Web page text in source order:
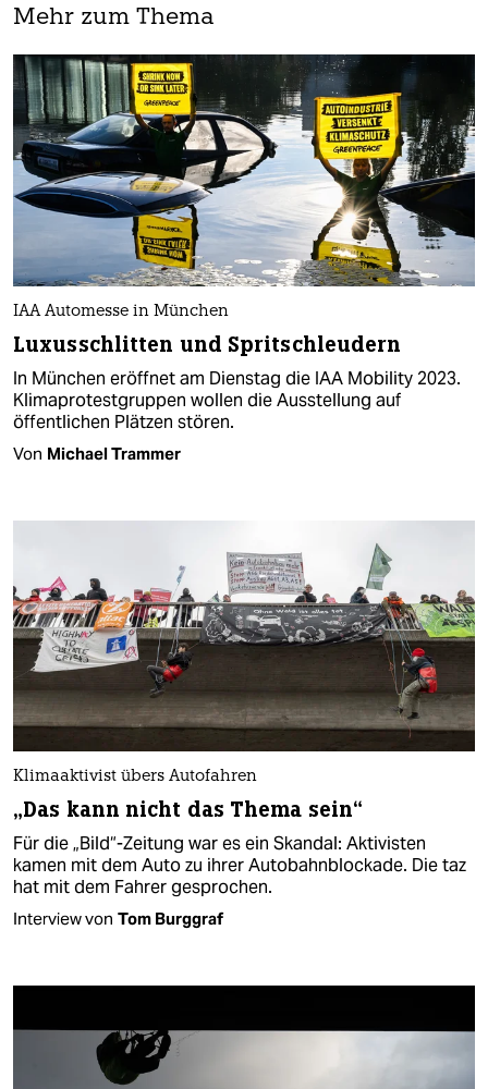
Mehr zum Thema
IAA Automesse in München
Luxusschlitten und Spritschleudern
In München eröffnet am Dienstag die IAA Mobility 2023.
Klimaprotestgruppen wollen die Ausstellung auf
öffentlichen Plätzen stören.
Von Michael Trammer
Klimaaktivist übers Autofahren
„Das kann nicht das Thema sein“
Für die „Bild“-Zeitung war es ein Skandal: Aktivisten
kamen mit dem Auto zu ihrer Autobahnblockade. Die taz
hat mit dem Fahrer gesprochen.
Interview von Tom Burggraf